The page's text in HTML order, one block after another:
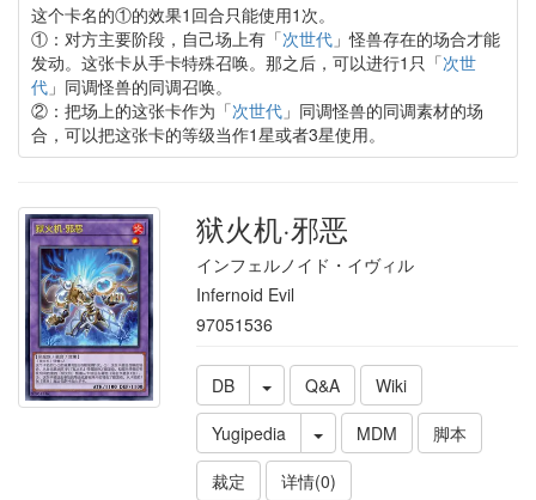
这个卡名的①的效果1回合只能使用1次。
①：对方主要阶段，自己场上有「次世代」怪兽存在的场合才能
发动。这张卡从手卡特殊召唤。那之后，可以进行1只「次世
代」同调怪兽的同调召唤。
②：把场上的这张卡作为「次世代」同调怪兽的同调素材的场
合，可以把这张卡的等级当作1星或者3星使用。
狱火机·邪恶
インフェルノイド・イヴィル
Infernoid Evil
97051536
DB Q&A
Wiki
Yugipedia
MDM
脚本
裁定
详情(0)